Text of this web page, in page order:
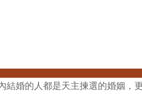
結婚的人都是天主揀選的婚姻，